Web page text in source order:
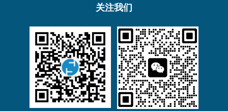
关注我们